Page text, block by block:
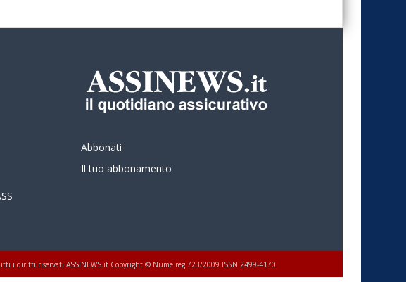
Abbonati
Il tuo abbonamento
i diritti riservati ASSINEWS.it Copyright © Nume reg 723/2009 ISSN 2499-4170